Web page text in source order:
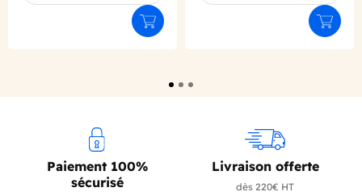
Déclinaison du produit
Ajouter au panier
Paiement 100%
sécurisé
Livraison offerte
dès 220€ HT